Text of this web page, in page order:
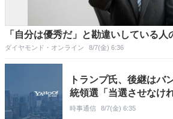
「自分は優秀だ」と勘違いしている
ダイヤモンド・オンライン 8/7(金) 6:36
トランプ氏、後継は
統領選「当選させな
時事通信 8/7(金) 6:35